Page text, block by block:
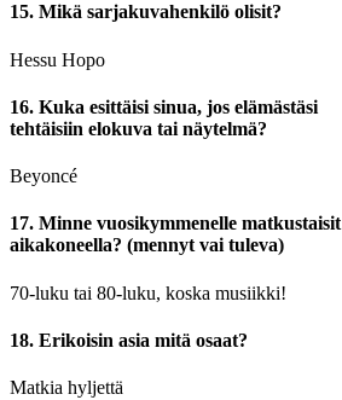
15. Mikä sarjakuvahenkilö olisit?
Hessu Hopo
16. Kuka esittäisi sinua, jos elämästäsi
tehtäisiin elokuva tai näytelmä?
Beyoncé
17. Minne vuosikymmenelle matkustaisit
aikakoneella? (mennyt vai tuleva)
70-luku tai 80-luku, koska musiikki!
18. Erikoisin asia mitä osaat?
Matkia hyljettä